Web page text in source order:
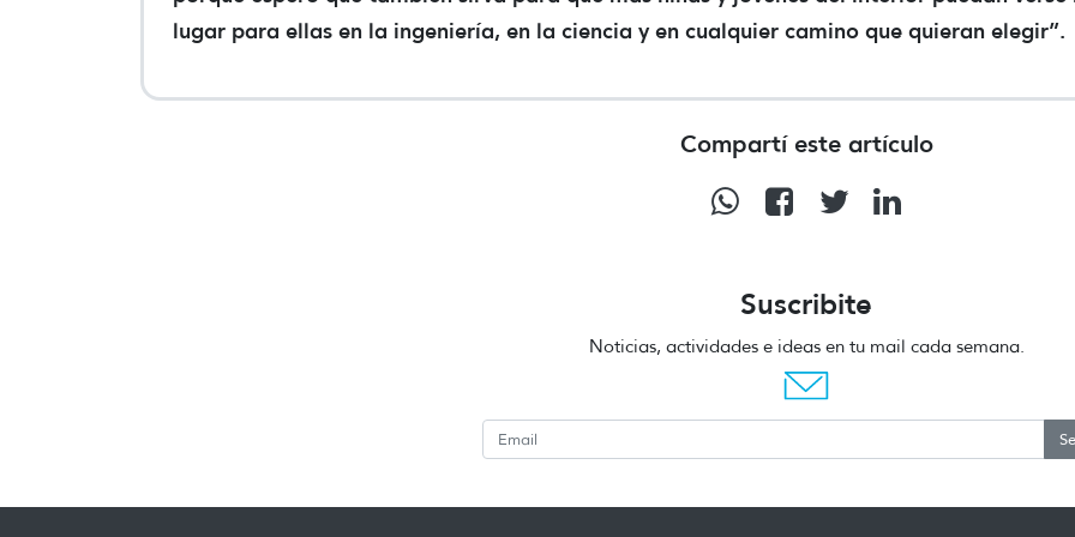
lugar para ellas en la ingeniería, en la ciencia y en cualquier camino que quieran elegir”.
Compartí este artículo
Suscribite
Noticias, actividades e ideas en tu mail cada semana.